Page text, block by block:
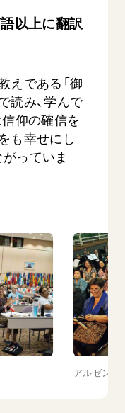
アルゼンチ
以上に翻訳
えである「御
読み、学んで
信仰の確信を
も幸せにし
っていま